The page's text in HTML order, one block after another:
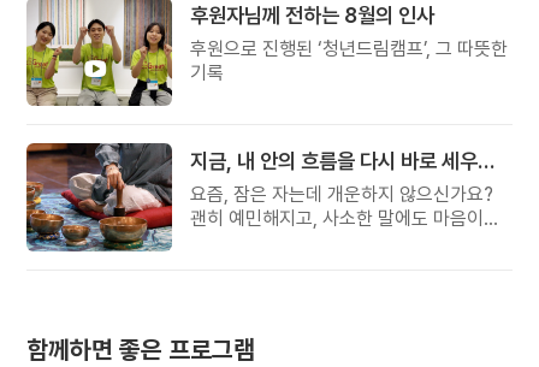
후원자님께 전하는 8월의 인사
후원으로 진행된 ‘청년드림캠프’, 그 따뜻한
기록
지금, 내 안의 흐름을 다시 바로 세우고 싶다면
요즘, 잠은 자는데 개운하지 않으신가요?
괜히 예민해지고, 사소한 말에도 마음이
함께하면 좋은 프로그램